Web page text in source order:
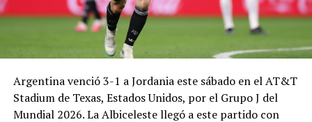
Argentina venció 3-1 a Jordania este sábado en el AT&T
Stadium de Texas, Estados Unidos, por el Grupo J del
Mundial 2026. La Albiceleste llegó a este partido con